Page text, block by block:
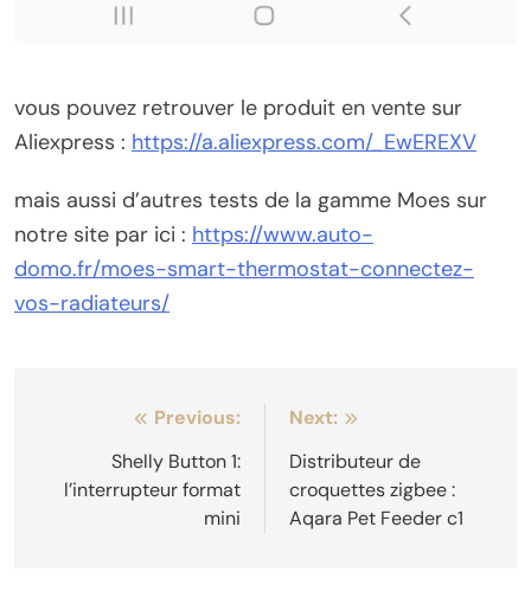
vous pouvez retrouver le produit en vente sur
Aliexpress : https://a.aliexpress.com/_EwEREXV
mais aussi d’autres tests de la gamme Moes sur
notre site par ici : https://www.auto-
domo.fr/moes-smart-thermostat-connectez-
vos-radiateurs/
Navigation
l’article
Previous:
Shelly Button 1:
l’interrupteur format
mini
Next:
Distributeur de
croquettes zigbee :
Aqara Pet Feeder c1